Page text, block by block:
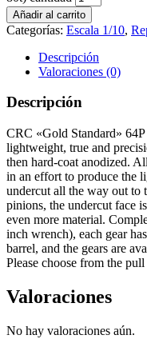
Añadir al carrito
Categorías: Escala 1/10,
Descripción
Valoraciones (0)
Descripción
CRC «Gold Standard»
lightweight, true and
then hard-coat anodized.
in an effort to produce the
undercut all the way out to
pinions, the undercut face
even more material.
inch wrench), each gear
barrel, and the gears are
Please choose from the
Valoraciones
No hay valoraciones aún.